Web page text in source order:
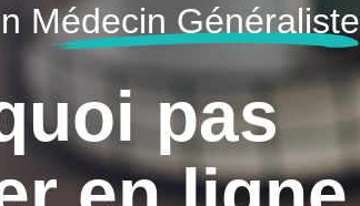
Médecin Généraliste
pas